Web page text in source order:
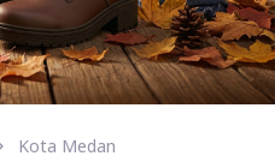
Kota Medan